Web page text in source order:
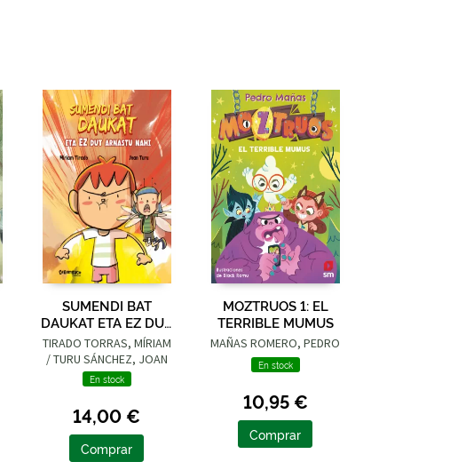
SUMENDI BAT
DAUKAT ETA EZ DUT
ARNASTU NAHI
TIRADO TORRAS, MÍRIAM
/ TURU SÁNCHEZ, JOAN
En stock
14,00 €
Comprar
MOZTRUOS 1: EL
TERRIBLE MUMUS
MAÑAS ROMERO, PEDRO
En stock
10,95 €
Comprar